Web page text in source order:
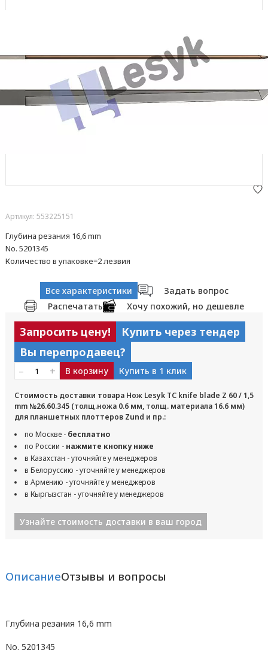
Артикул: 553225151
Глубина резания 16,6 mm
No. 5201345
Количество в упаковке=2 лезвия
Все характеристики
Задать вопрос
Распечатать
Хочу похожий, но дешевле
Запросить цену!
Купить через тендер
Вы перепродавец?
– + В корзину Купить в 1 клик
Стоимость доставки товара Нож Lesyk TC knife blade Z 60 / 1,5
mm №26.60.345 (толщ.ножа 0.6 мм, толщ. материала 16.6 мм)
для планшетных плоттеров Zund и пр.:
по Москве - бесплатно
по России - нажмите кнопку ниже
в Казахстан - уточняйте у менеджеров
в Белоруссию - уточняйте у менеджеров
в Армению - уточняйте у менеджеров
в Кыргызстан - уточняйте у менеджеров
Узнайте стоимость доставки в ваш город
ОписаниеОтзывы и вопросы
Глубина резания 16,6 mm
No. 5201345